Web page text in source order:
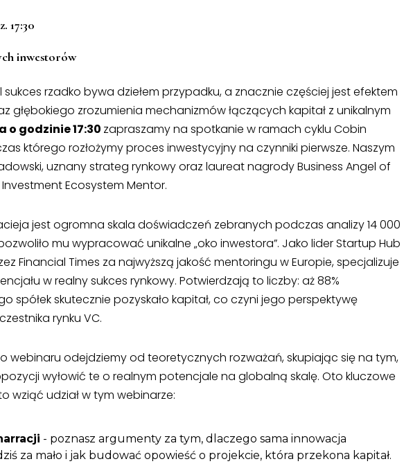
17:30
inwestorów
rzadko bywa dziełem przypadku, a znacznie częściej jest efektem
głębokiego zrozumienia mechanizmów łączących kapitał z unikalnym
o godzinie 17:30 zapraszamy na spotkanie w ramach cyklu Cobin
którego rozłożymy proces inwestycyjny na czynniki pierwsze. Naszym
uznany strateg rynkowy oraz laureat nagrody Business Angel of
Ecosystem Mentor.
jest ogromna skala doświadczeń zebranych podczas analizy 14 000
mu wypracować unikalne „oko inwestora”. Jako lider Startup Hub
Financial Times za najwyższą jakość mentoringu w Europie, specjalizuje
w realny sukces rynkowy. Potwierdzają to liczby: aż 88%
spółek skutecznie pozyskało kapitał, co czyni jego perspektywę
rynku VC.
webinaru odejdziemy od teoretycznych rozważań, skupiając się na tym,
wyłowić te o realnym potencjale na globalną skalę. Oto kluczowe
wziąć udział w tym webinarze:
- poznasz argumenty za tym, dlaczego sama innowacja
za mało i jak budować opowieść o projekcie, która przekona kapitał.